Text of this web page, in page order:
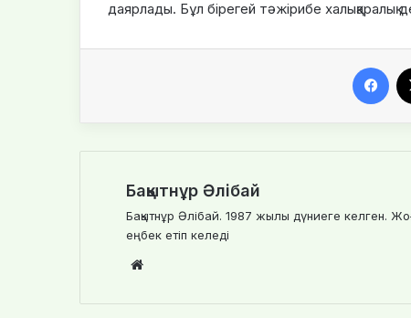
даярлады. Бұл бірегей тәжірибе
Бақытнұр Әлібай
Бақытнұр Әлібай. 1987 жылы дүниеге келген.
еңбек етіп келеді
te